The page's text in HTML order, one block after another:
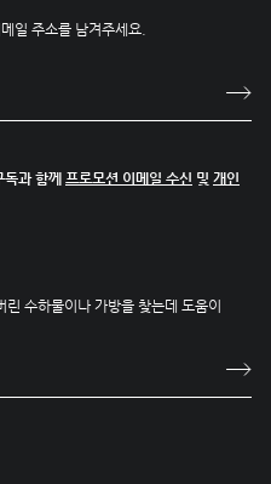
일 주소를 남겨주세요.
과 함께 프로모션 이메일 수신 및 개인
수하물이나 가방을 찾는데 도움이